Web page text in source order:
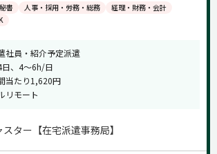
書 人事・採用・労務・総務
経理・財務・会計
社員・紹介予定派遣
日、4～6h/日
当たり1,620円
リモート
ター【在宅派遣事務局】